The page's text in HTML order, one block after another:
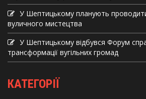
У Шептицькому планують
вуличного мистецтва
У Шептицькому відбувся Форум
трансформації вугільних громад
КАТЕГОРІЇ